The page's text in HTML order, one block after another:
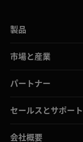
製品
市場と産業
パートナー
セールスとサポート
会社概要